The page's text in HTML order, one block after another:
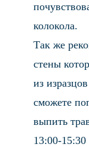
колокола.
Так же
стены
из
сможете
выпить
13:00-